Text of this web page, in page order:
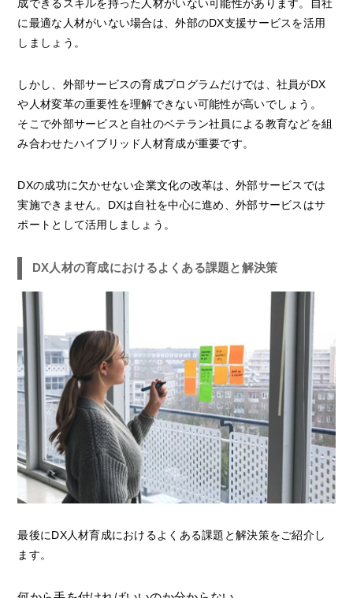
成できるスキルを持った人材がいない可能性があります。自社
に最適な人材がいない場合は、外部のDX支援サービスを活用
しましょう。
しかし、外部サービスの育成プログラムだけでは、社員がDX
や人材変革の重要性を理解できない可能性が高いでしょう。
そこで外部サービスと自社のベテラン社員による教育などを組
み合わせたハイブリッド人材育成が重要です。
DXの成功に欠かせない企業文化の改革は、外部サービスでは
実施できません。DXは自社を中心に進め、外部サービスはサ
ポートとして活用しましょう。
DX人材の育成におけるよくある課題と解決策
最後にDX人材育成におけるよくある課題と解決策をご紹介し
ます。